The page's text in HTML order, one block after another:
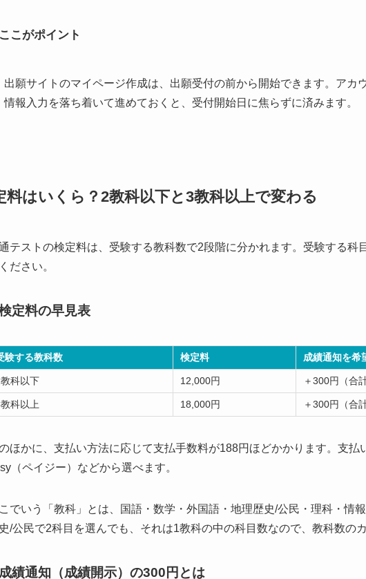
ここがポイント
出願サイトのマイページ作成は、出願受付の前から開始できます。アカ
情報入力を落ち着いて進めておくと、受付開始日に焦らずに済みます。
料はいくら？2教科以下と3教科以上で変わる
テストの検定料は、受験する教科数で2段階に分かれます。受験する科
ださい。
定料の早見表
験する教科数 検定料 成績通知を希
科以下 12,000円 ＋300円（合
科以上 18,000円 ＋300円（合
ほかに、支払い方法に応じて支払手数料が188円ほどかかります。支
（ペイジー）などから選べます。
でいう「教科」とは、国語・数学・外国語・地理歴史/公民・理科・情
/公民で2科目を選んでも、それは1教科の中の科目数なので、教科数の
成績通知（成績開示）の300円とは